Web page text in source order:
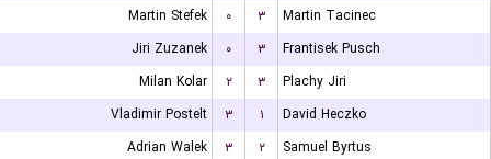
Martin Stefek
۰ ۳
Martin Tacinec
Jiri Zuzanek
۰ ۳
Frantisek Pusch
Milan Kolar
۲ ۳
Plachy Jiri
Vladimir Postelt
۳ ۱
David Heczko
Adrian Walek
۳ ۲
Samuel Byrtus